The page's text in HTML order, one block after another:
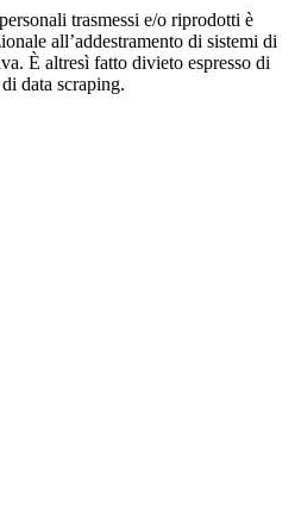
trasmessi e/o riprodotti è
all’addestramento di sistemi di
È altresì fatto divieto espresso di
data scraping.